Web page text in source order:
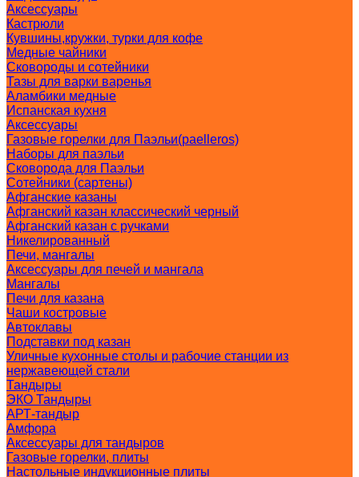
Аксессуары
Кастрюли
Кувшины,кружки, турки для кофе
Медные чайники
Сковороды и сотейники
Тазы для варки варенья
Аламбики медные
Испанская кухня
Аксессуары
Газовые горелки для Паэльи(paelleros)
Наборы для паэльи
Сковорода для Паэльи
Сотейники (сартены)
Афганские казаны
Афганский казан классический черный
Афганский казан с ручками
Никелированный
Печи, мангалы
Аксессуары для печей и мангала
Мангалы
Печи для казана
Чаши костровые
Автоклавы
Подставки под казан
Уличные кухонные столы и рабочие станции из
нержавеющей стали
Тандыры
ЭКО Тандыры
АРТ-тандыр
Амфора
Аксессуары для тандыров
Газовые горелки, плиты
Настольные индукционные плиты